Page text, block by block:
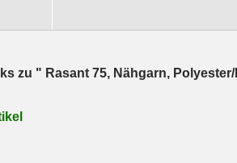
zu " Rasant 75, Nähgarn,